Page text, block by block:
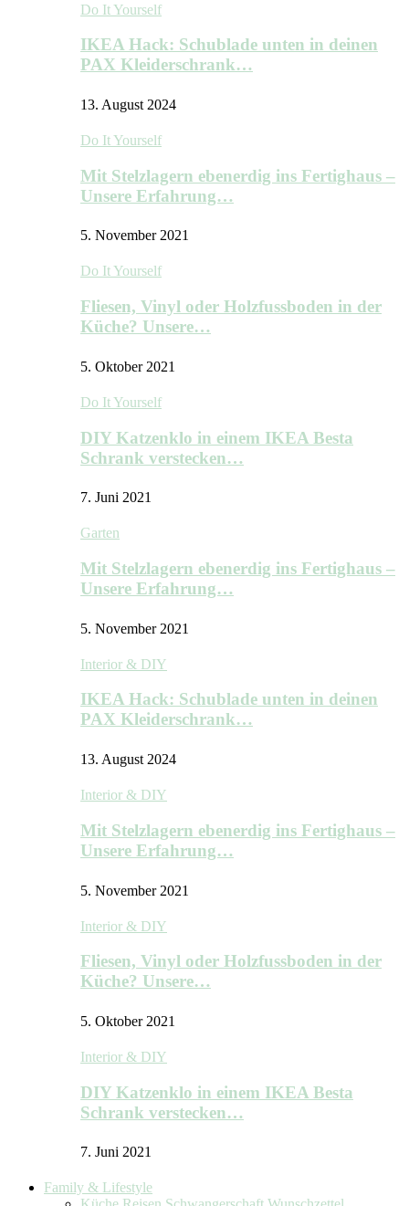
Do It Yourself
IKEA Hack: Schublade unten in deinen
PAX Kleiderschrank…
13. August 2024
Do It Yourself
Mit Stelzlagern ebenerdig ins Fertighaus –
Unsere Erfahrung…
5. November 2021
Do It Yourself
Fliesen, Vinyl oder Holzfussboden in der
Küche? Unsere…
5. Oktober 2021
Do It Yourself
DIY Katzenklo in einem IKEA Besta
Schrank verstecken…
7. Juni 2021
Garten
Mit Stelzlagern ebenerdig ins Fertighaus –
Unsere Erfahrung…
5. November 2021
Interior & DIY
IKEA Hack: Schublade unten in deinen
PAX Kleiderschrank…
13. August 2024
Interior & DIY
Mit Stelzlagern ebenerdig ins Fertighaus –
Unsere Erfahrung…
5. November 2021
Interior & DIY
Fliesen, Vinyl oder Holzfussboden in der
Küche? Unsere…
5. Oktober 2021
Interior & DIY
DIY Katzenklo in einem IKEA Besta
Schrank verstecken…
7. Juni 2021
Family & Lifestyle